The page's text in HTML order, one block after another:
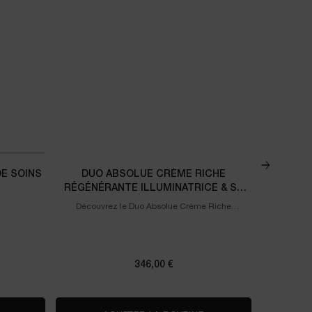
SOINS
Est Belle Coffret de soins corporels 50ml
DUO ABSOLUE CRÈME RICHE
RÉGÉNÉRANTE ILLUMINATRICE & SA
RECHARGE
Découvrez le Duo Absolue Crème Riche
346,00 €